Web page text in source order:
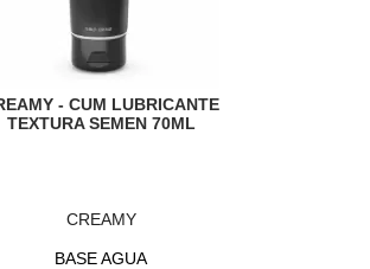
- CUM LUBRICANTE
TEXTURA SEMEN 70ML
CREAMY
BASE AGUA